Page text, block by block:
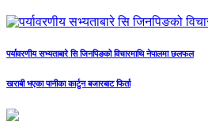
पर्यावरणीय सभ्यताबारे सि जिनपिङको विचारमाथि नेपालमा छलफल
खराबी भएका पानीका कार्टुन बजारबाट फिर्ता